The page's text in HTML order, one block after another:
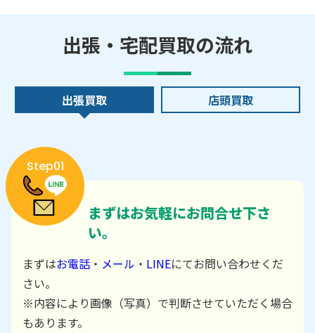
出張・宅配買取の流れ
出張買取 店頭買取
Step01
まずはお気軽にお問合せ下さ
い。
まずはお電話 ・ メール ・ LINEにてお問い合わせくだ
さい。
※内容により画像（写真）で判断させていただく場合
もあります。